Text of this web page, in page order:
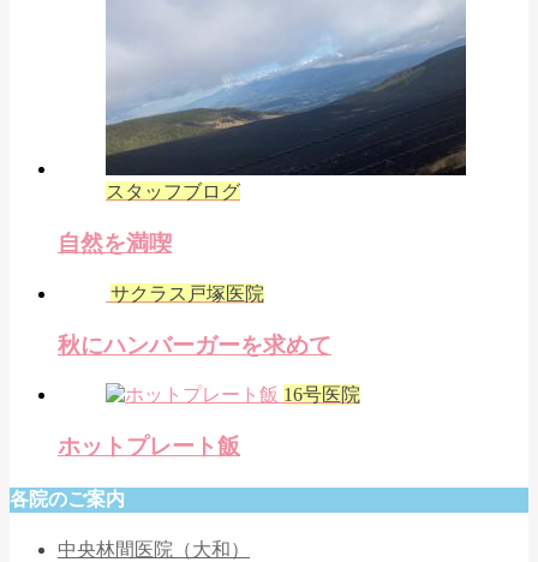
スタッフブログ
自然を満喫
サクラス戸塚医院
秋にハンバーガーを求めて
16号医院
ホットプレート飯
各院のご案内
中央林間医院（大和）